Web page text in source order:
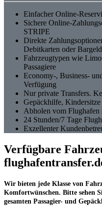
Einfacher Online-
Sichere Online-
STRIPE
Direkte
Debitkarten oder Bargeld
Fahrzeugtypen wie
Passagiere
Economy-, Business-
Verfügung
Nur private Transfers.
Gepäckhilfe,
Abholen vom
24 Stunden/7 Tage
Exzellenter
Verfügbare
Wir bieten jede Klasse von
Komfortwünschen. Bitte sehen
gesamten Passagier- und